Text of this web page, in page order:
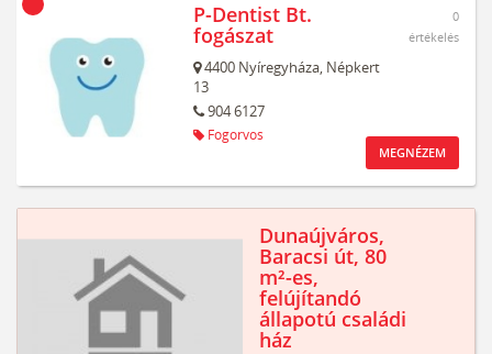
P-Dentist Bt.
fogászat
4400 Nyíregyháza, Népkert
13
904 6127
Fogorvos
0
értékelés
MEGNÉZEM
Dunaújváros,
Baracsi út, 80
m²-es,
felújítandó
állapotú családi
ház